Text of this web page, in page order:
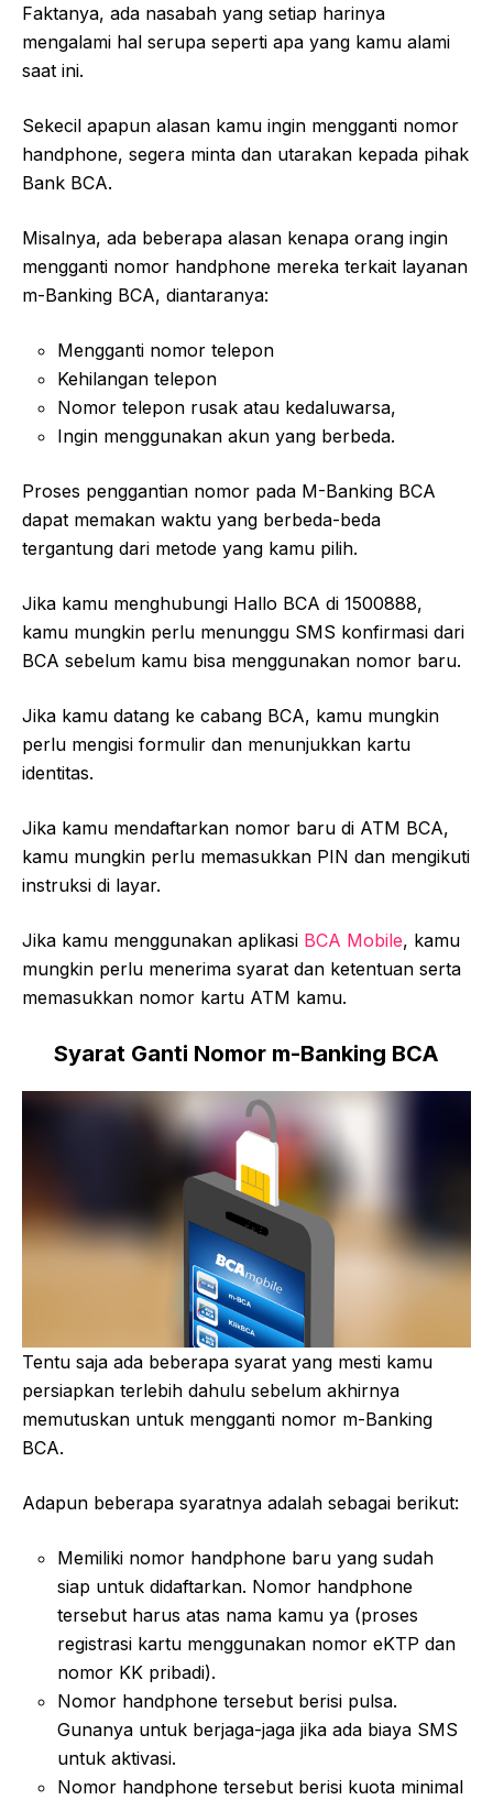
Faktanya, ada nasabah yang setiap harinya
mengalami hal serupa seperti apa yang kamu alami
saat ini.
Sekecil apapun alasan kamu ingin mengganti nomor
handphone, segera minta dan utarakan kepada pihak
Bank BCA.
Misalnya, ada beberapa alasan kenapa orang ingin
mengganti nomor handphone mereka terkait layanan
m-Banking BCA, diantaranya:
Mengganti nomor telepon
Kehilangan telepon
Nomor telepon rusak atau kedaluwarsa,
Ingin menggunakan akun yang berbeda.
Proses penggantian nomor pada M-Banking BCA
dapat memakan waktu yang berbeda-beda
tergantung dari metode yang kamu pilih.
Jika kamu menghubungi Hallo BCA di 1500888,
kamu mungkin perlu menunggu SMS konfirmasi dari
BCA sebelum kamu bisa menggunakan nomor baru.
Jika kamu datang ke cabang BCA, kamu mungkin
perlu mengisi formulir dan menunjukkan kartu
identitas.
Jika kamu mendaftarkan nomor baru di ATM BCA,
kamu mungkin perlu memasukkan PIN dan mengikuti
instruksi di layar.
Jika kamu menggunakan aplikasi BCA Mobile, kamu
mungkin perlu menerima syarat dan ketentuan serta
memasukkan nomor kartu ATM kamu.
Syarat Ganti Nomor m-Banking BCA
Tentu saja ada beberapa syarat yang mesti kamu
persiapkan terlebih dahulu sebelum akhirnya
memutuskan untuk mengganti nomor m-Banking
BCA.
Adapun beberapa syaratnya adalah sebagai berikut:
Memiliki nomor handphone baru yang sudah
siap untuk didaftarkan. Nomor handphone
tersebut harus atas nama kamu ya (proses
registrasi kartu menggunakan nomor eKTP dan
nomor KK pribadi).
Nomor handphone tersebut berisi pulsa.
Gunanya untuk berjaga-jaga jika ada biaya SMS
untuk aktivasi.
Nomor handphone tersebut berisi kuota minimal